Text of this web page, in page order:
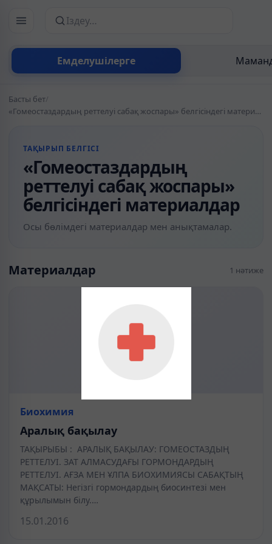
Емделушілерге
Сайттан іздеу
Басты бет/
«Гомеостаздардың реттелуі сабақ жоспары» белгісіндегі материалдар
ТАҚЫРЫП БЕЛГІСІ
«Гомеостаздардың
реттелуі сабақ жоспары»
белгісіндегі материалдар
Осы бөлімдегі материалдар мен анықтамалар.
Материалдар 1 нәтиже
Биохимия
Аралық бақылау
ТАҚЫРЫБЫ : АРАЛЫҚ БАҚЫЛАУ: ГОМЕОСТАЗДЫҢ
РЕТТЕЛУІ. ЗАТ АЛМАСУДАҒЫ ГОРМОНДАРДЫҢ
РЕТТЕЛУІ. АҒЗА МЕН ҰЛПА БИОХИМИЯСЫ САБАҚТЫҢ
МАҚСАТЫ: Негізгі гормондардың биосинтезі мен
құрылымын білу.…
15.01.2016